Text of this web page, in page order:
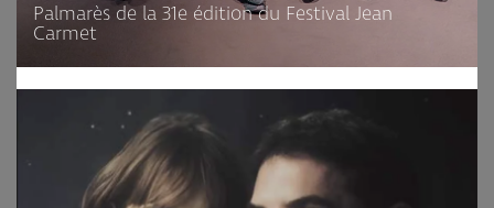
Palmarès de la 31e édition du Festival Jean
Carmet